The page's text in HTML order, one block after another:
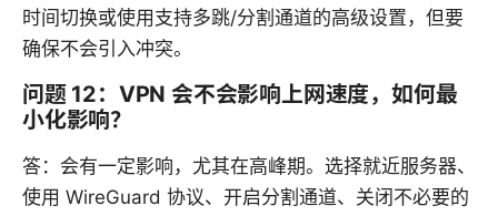
时间切换或使用支持多跳/分割通道的高级设置，但要
确保不会引入冲突。
问题 12：VPN 会不会影响上网速度，如何最
小化影响？
答：会有一定影响，尤其在高峰期。选择就近服务器、
使用 WireGuard 协议、开启分割通道、关闭不必要的